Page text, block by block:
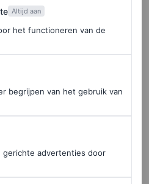
Altijd aan
het functioneren van de
begrijpen van het gebruik van
gerichte advertenties door